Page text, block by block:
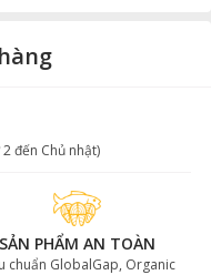
đến Chủ nhật)
SẢN PHẨM AN TOÀN
chuẩn GlobalGap, Organic